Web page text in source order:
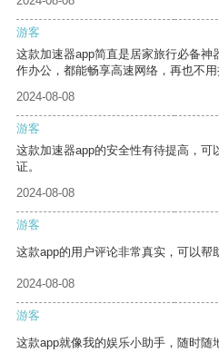
游客
这款加速器app简直是居家旅行必备
作办公，都能畅享高速网络，再也不用
2024-08-08
游客
这款加速器app的安全性有待提高，
证。
2024-08-08
游客
这款app的用户评论非常真实，可以帮
2024-08-08
游客
这款app就像我的娱乐小助手，随时随